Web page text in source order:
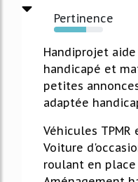
Pertinence
65%
Handiprojet
handicapé et
petites
adaptée
Véhicules
Voiture
roulant en place